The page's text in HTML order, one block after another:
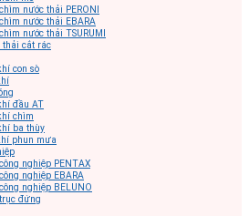
nước thải PERONI
nước thải EBARA
nước thải TSURUMI
thải cắt rác
con sò
đầu AT
chìm
ba thùy
phun mưa
nghiệp PENTAX
nghiệp EBARA
nghiệp BELUNO
đứng